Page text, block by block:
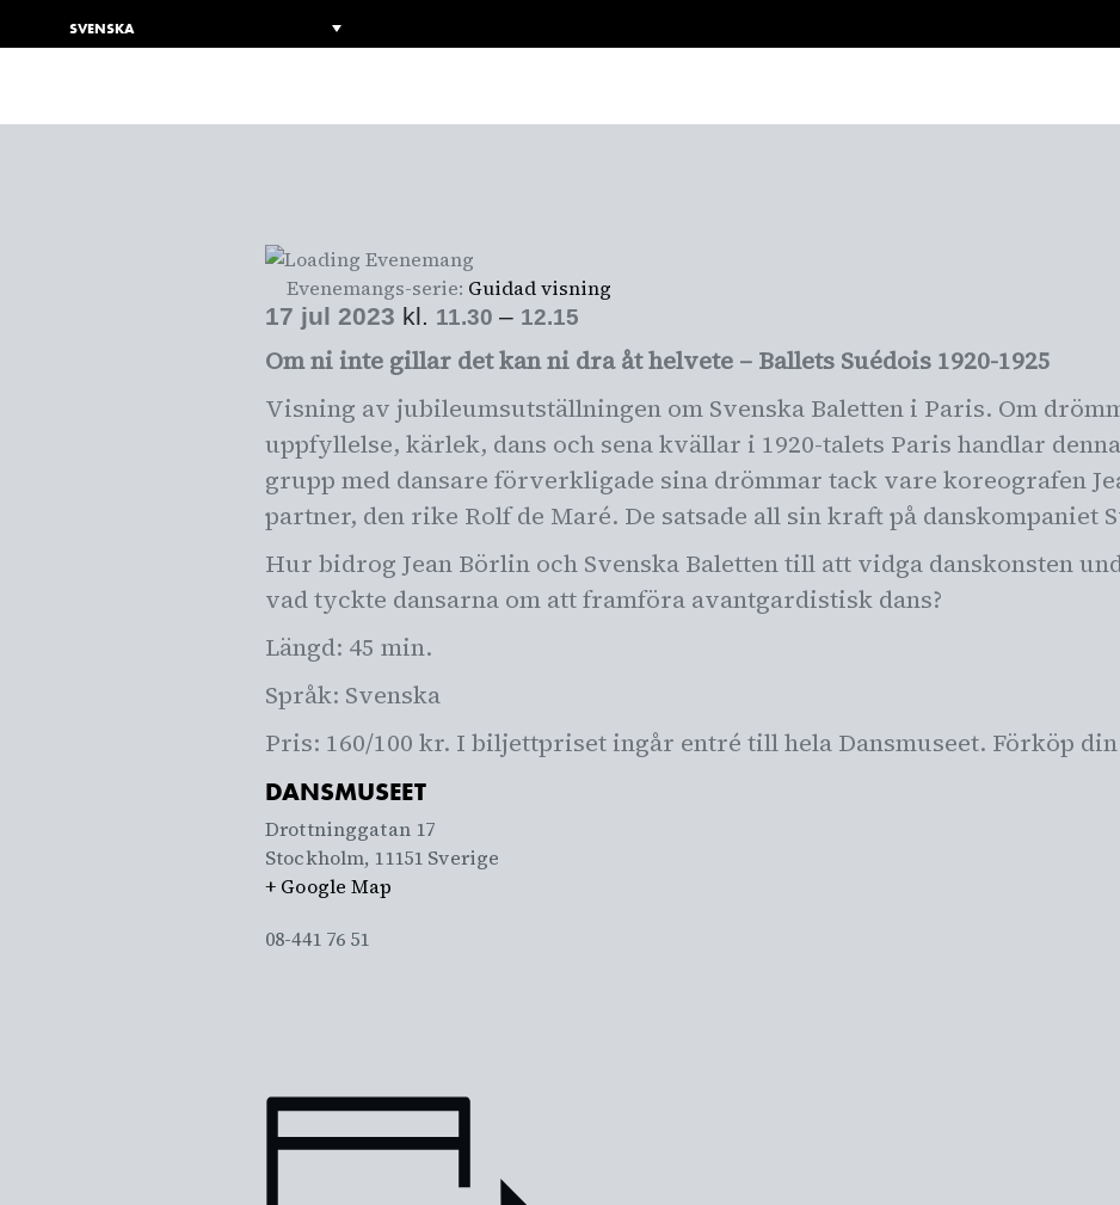
SVENSKA
Evenemangs-serie: Guidad visning
17 jul 2023 kl. 11.30 – 12.15
Om ni inte gillar det kan ni dra åt helvete – Ballets Suédois 1920-1925
Visning av jubileumsutställningen om Svenska Baletten i Paris. Om
uppfyllelse, kärlek, dans och sena kvällar i 1920-talets Paris handlar
grupp med dansare förverkligade sina drömmar tack vare koreografen
partner, den rike Rolf de Maré. De satsade all sin kraft på danskompaniet
Hur bidrog Jean Börlin och Svenska Baletten till att vidga danskonsten
vad tyckte dansarna om att framföra avantgardistisk dans?
Längd: 45 min.
Språk: Svenska
Pris: 160/100 kr. I biljettpriset ingår entré till hela Dansmuseet. Förköp
DANSMUSEET
Drottninggatan 17
Stockholm, 11151 Sverige
+ Google Map
08-441 76 51